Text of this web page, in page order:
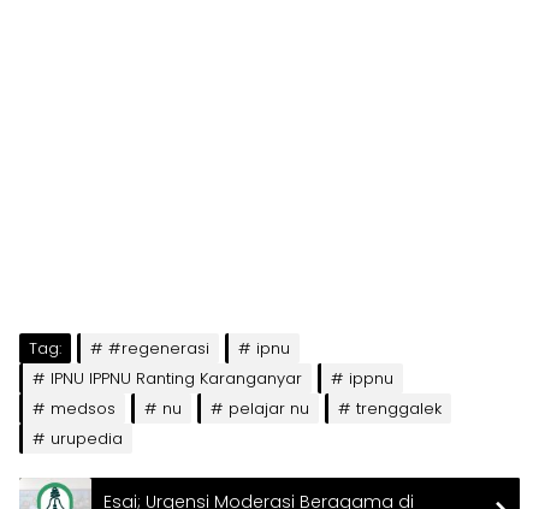
Tag: #regenerasi
ipnu
IPNU IPPNU Ranting Karanganyar
ippnu
medsos
nu pelajar nu
trenggalek
urupedia
Esai; Urgensi Moderasi Beragama di